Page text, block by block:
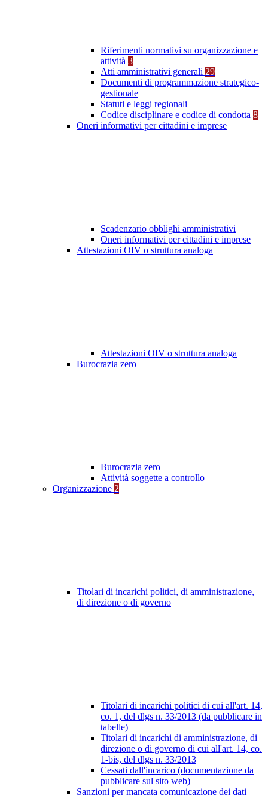
Riferimenti normativi su organizzazione e
attività 3
Atti amministrativi generali 29
Documenti di programmazione strategico-
gestionale
Statuti e leggi regionali
Codice disciplinare e codice di condotta 8
Oneri informativi per cittadini e imprese
Scadenzario obblighi amministrativi
Oneri informativi per cittadini e imprese
Attestazioni OIV o struttura analoga
Attestazioni OIV o struttura analoga
Burocrazia zero
Burocrazia zero
Attività soggette a controllo
Organizzazione 2
Titolari di incarichi politici, di amministrazione,
di direzione o di governo
Titolari di incarichi politici di cui all'art. 14,
co. 1, del dlgs n. 33/2013 (da pubblicare in
tabelle)
Titolari di incarichi di amministrazione, di
direzione o di governo di cui all'art. 14, co.
1-bis, del dlgs n. 33/2013
Cessati dall'incarico (documentazione da
pubblicare sul sito web)
Sanzioni per mancata comunicazione dei dati